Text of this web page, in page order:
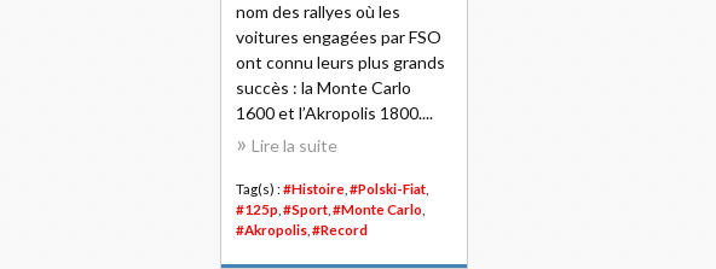
nom des rallyes où les
voitures engagées par FSO
ont connu leurs plus grands
succès : la Monte Carlo
1600 et l’Akropolis 1800....
Lire la suite
Tag(s) : #Histoire #Polski-Fiat
#125p #Sport #Monte Carlo
#Akropolis #Record